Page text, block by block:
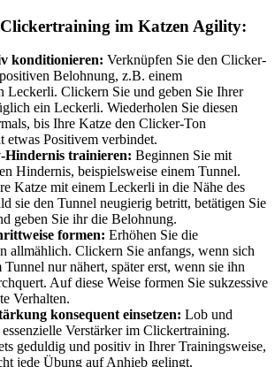
im Katzen Agility:
konditionieren: Verknüpfen Sie den Clicker-
Belohnung, z.B. einem
Leckerli. Clickern Sie und geben Sie Ihrer
ein Leckerli. Wiederholen Sie diesen
bis Ihre Katze den Clicker-Ton
etwas Positivem verbindet.
Hindernis trainieren: Beginnen Sie mit
Hindernis, beispielsweise einem Tunnel.
Katze mit einem Leckerli in die Nähe des
sie den Tunnel neugierig betritt, betätigen Sie
geben Sie ihr die Belohnung.
formen: Erhöhen Sie die
allmählich. Clickern Sie anfangs, wenn sich
Tunnel nur nähert, später erst, wenn sie ihn
Auf diese Weise formen Sie sukzessive
Verhalten.
konsequent einsetzen: Lob und
Verstärker im Clickertraining.
geduldig und positiv in Ihrer Trainingsweise,
jede Übung auf Anhieb gelingt.